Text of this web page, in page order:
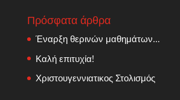
Πρόσφατα άρθρα
Έναρξη θερινών μαθημάτων…
Καλή επιτυχία!
Χριστουγεννιατικος Στολισμός